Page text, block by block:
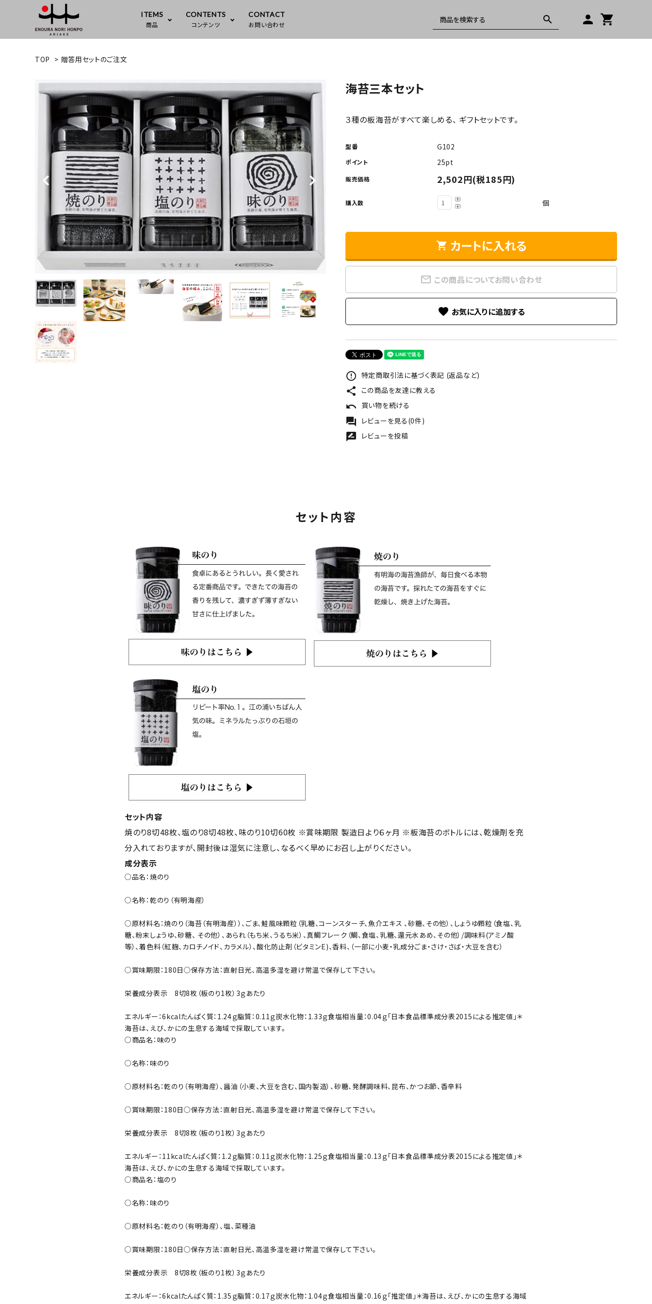
ITEMS
商品
塩のり
のりかけ 素のり フレーク
CONTENTS
コンテンツ
江の浦海苔本舗について
商品ラインナップ お知らせ
CONTACT
お問い合わせ
search person shopping_cart
TOP > 贈答用セットのご注文
海苔三本セット
３種の板海苔がすべて楽しめる、 ギフトセットです。
型番 G102
ポイント 25pt
販売価格 2,502円(税185円)
購入数 個
shopping_cart カートに入れる
mail_outline この商品についてお問い合わせ
favorite
error_outline 特定商取引法に基づく表記 (返品など)
share この商品を友達に教える
undo 買い物を続ける
forum レビューを見る(0件)
rate_review レビューを投稿
セット内容
セット内容
焼のり8切48枚、塩のり8切48枚、味のり10切60枚 ※賞味期限 製造日より６ヶ月 ※板海苔のボトルには、乾燥剤を充
分入れておりますが、開封後は湿気に注意し、なるべく早めにお召し上がりください。
成分表示
○品名：焼のり
○名称：乾のり（有明海産）
○原材料名：焼のり（海苔（有明海産））、ごま、鮭風味顆粒（乳糖、コーンスターチ、魚介エキス 、砂糖、その他）、しょうゆ顆粒（食塩、乳
糖、粉末しょうゆ、砂糖、 その他）、あられ（もち米、うるち米）、真鯛フレーク（鯛、食塩、乳糖、還元水あめ、その他）/調味料(アミノ酸
等）、着色料（紅麹、カロチノイド、カラメル）、酸化防止剤（ビタミンE)、香料、（一部に小麦・乳成分ごま・さけ・さば・大豆を含む）
○賞味期限：180日○保存方法：直射日光、高温多湿を避け常温で保存して下さい。
栄養成分表示 8切8枚（板のり1枚）3ｇあたり
エネルギー：6kcalたんぱく質：1.24ｇ脂質：0.11ｇ炭水化物：1.33ｇ食塩相当量：0.04ｇ「日本食品標準成分表2015による推定値」＊
海苔は、えび、かにの生息する海域で採取しています。
○商品名：味のり
○名称：味のり
○原材料名：乾のり（有明海産）、醤油（小麦、大豆を含む、国内製造）、砂糖、発酵調味料、昆布、かつお節、香辛料
○賞味期限：180日○保存方法：直射日光、高温多湿を避け常温で保存して下さい。
栄養成分表示 8切8枚（板のり1枚）3ｇあたり
エネルギー：11kcalたんぱく質：1.2ｇ脂質：0.11ｇ炭水化物：1.25ｇ食塩相当量：0.13ｇ「日本食品標準成分表2015による推定値」＊
海苔は、えび、かにの生息する海域で採取しています。
○商品名：塩のり
○名称：味のり
○原材料名：乾のり（有明海産）、塩、菜種油
○賞味期限：180日○保存方法：直射日光、高温多湿を避け常温で保存して下さい。
栄養成分表示 8切8枚（板のり1枚）3ｇあたり
エネルギー：6kcalたんぱく質：1.35ｇ脂質：0.17ｇ炭水化物：1.04ｇ食塩相当量：0.16ｇ「推定値」＊海苔は、えび、かにの生息する海域